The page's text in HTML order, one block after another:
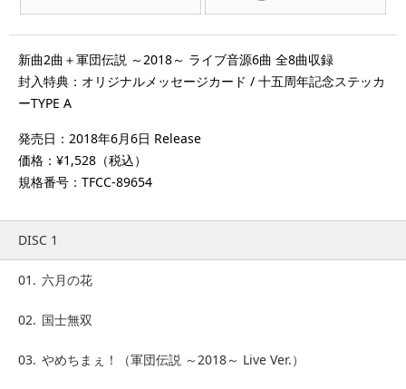
新曲2曲＋軍団伝説 ～2018～ ライブ音源6曲 全8曲収録
封入特典：オリジナルメッセージカード / 十五周年記念ステッカ
ーTYPE A
発売日：2018年6月6日 Release
価格：¥1,528（税込）
規格番号：TFCC-89654
DISC 1
01. 六月の花
02. 国士無双
03. やめちまぇ！（軍団伝説 ～2018～ Live Ver.）